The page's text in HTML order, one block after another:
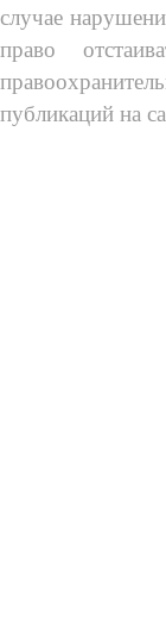
случае
право
публикаций на